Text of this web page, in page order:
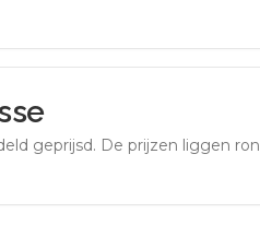
geprijsd. De prijzen liggen